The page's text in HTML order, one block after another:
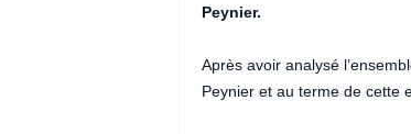
Peynier.
Après avoir analysé
Peynier et au terme de cette